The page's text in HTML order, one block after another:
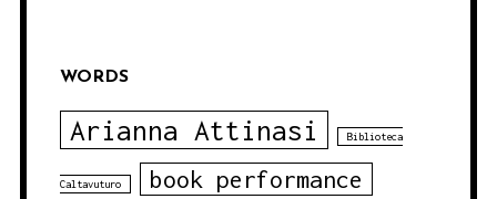
WORDS
Arianna Attinasi Biblioteca
Caltavuturo book performance